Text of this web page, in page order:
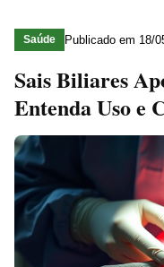
Saúde Publicado em 18/
Sais Biliares
Entenda Uso e